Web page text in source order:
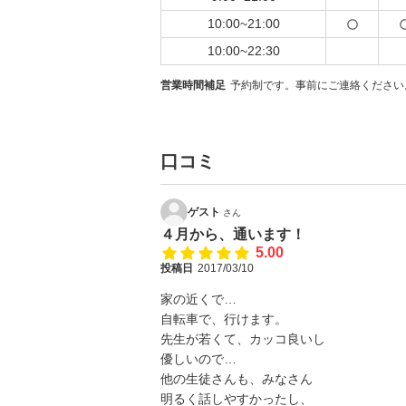
10:00~21:00
10:00~22:30
営業時間補足 予約制です。事前にご連絡くださ
口コミ
ゲスト さん
４月から、通います！
5.00
投稿日 2017/03/10
家の近くで…
自転車で、行けます。
先生が若くて、カッコ良いし
優しいので…
他の生徒さんも、みなさん
明るく話しやすかったし、